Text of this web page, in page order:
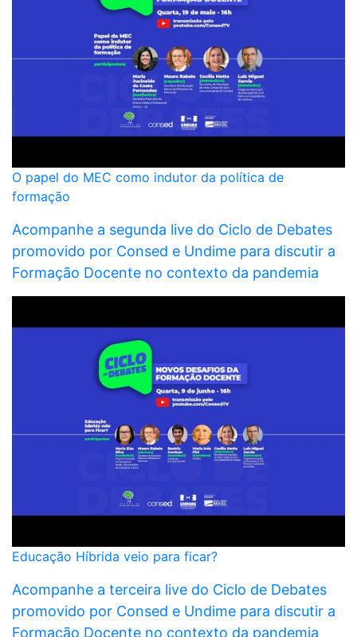
O papel do MEC como indutor da política de
formação
Acompanhe a segunda live do Ciclo de Debates
promovido por Consed e Undime para discutir a
Formação Docente no contexto da pandemia
Educação Híbrida veio para ficar?
Acompanhe a terceira live do Ciclo de Debates
promovido por Consed e Undime para discutir a
Formação Docente no contexto da pandemia